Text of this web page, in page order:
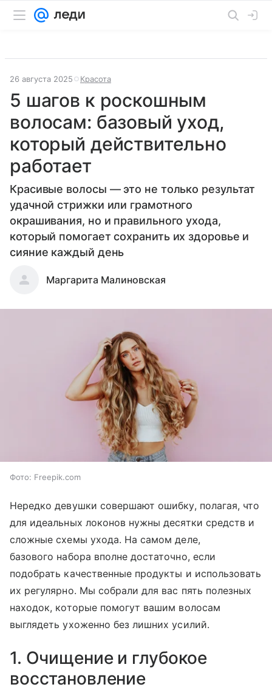
26 августа 2025 Красота
5 шагов к роскошным
волосам: базовый уход,
который действительно
работает
Красивые волосы — это не только результат
удачной стрижки или грамотного
окрашивания, но и правильного ухода,
который помогает сохранить их здоровье и
сияние каждый день
Маргарита Малиновская
Фото: Freepik.com
Нередко девушки совершают ошибку, полагая, что
для идеальных локонов нужны десятки средств и
сложные схемы ухода. На самом деле,
базового набора вполне достаточно, если
подобрать качественные продукты и использовать
их регулярно. Мы собрали для вас пять полезных
находок, которые помогут вашим волосам
выглядеть ухоженно без лишних усилий.
1. Очищение и глубокое
восстановление